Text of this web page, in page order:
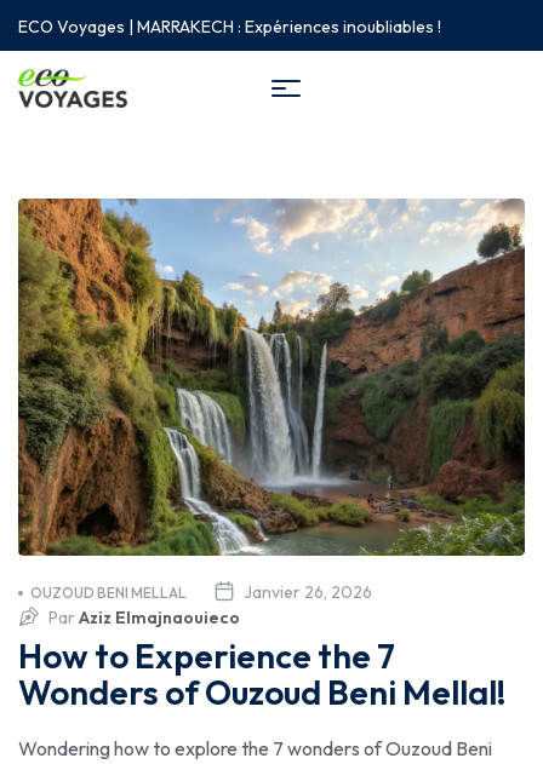
ECO Voyages | MARRAKECH : Expériences inoubliables !
Janvier 26, 2026
OUZOUD BENI MELLAL
Par Aziz Elmajnaouieco
How to Experience the 7
Wonders of Ouzoud Beni Mellal!
Wondering how to explore the 7 wonders of Ouzoud Beni